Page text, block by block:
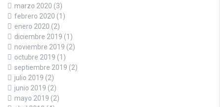
marzo 2020 (3)
febrero 2020 (1)
enero 2020 (2)
diciembre 2019 (1)
noviembre 2019 (2)
octubre 2019 (1)
septiembre 2019 (2)
julio 2019 (2)
junio 2019 (2)
mayo 2019 (2)